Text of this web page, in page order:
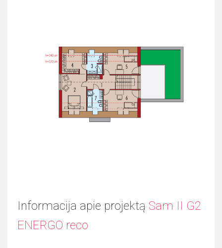
Informacija apie projektą Sam II G2
ENERGO reco